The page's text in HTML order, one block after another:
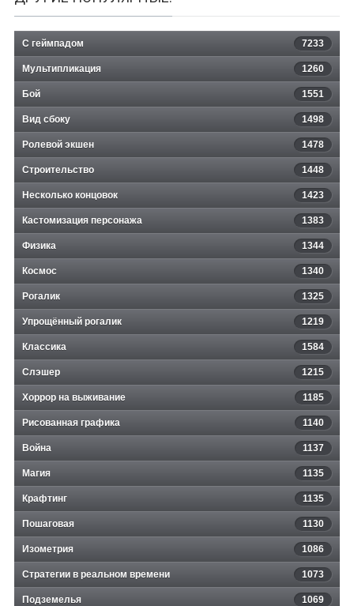
С геймпадом 7233
Мультипликация 1260
Бой 1551
Вид сбоку 1498
Ролевой экшен 1478
Строительство 1448
Несколько концовок 1423
Кастомизация персонажа 1383
Физика 1344
Космос 1340
Рогалик 1325
Упрощённый рогалик 1219
Классика 1584
Слэшер 1215
Хоррор на выживание 1185
Рисованная графика 1140
Война 1137
Магия 1135
Крафтинг 1135
Пошаговая 1130
Изометрия 1086
Стратегии в реальном времени 1073
Подземелья 1069